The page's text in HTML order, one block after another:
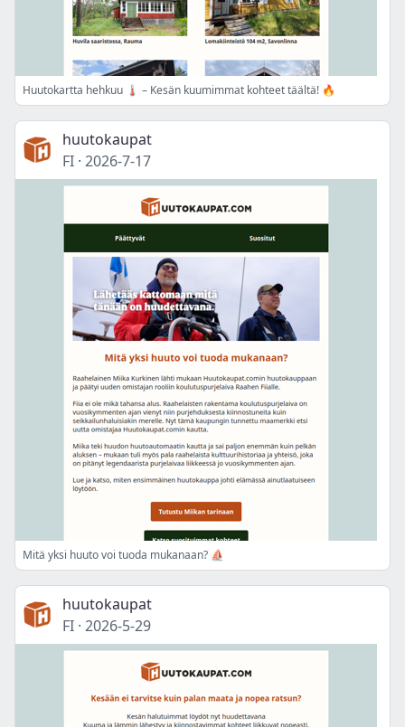
Huutokartta hehkuu 🌡️ – Kesän kuumimmat kohteet täältä! 🔥
huutokaupat
FI · 2026-7-17
Mitä yksi huuto voi tuoda mukanaan? ⛵
huutokaupat
FI · 2026-5-29